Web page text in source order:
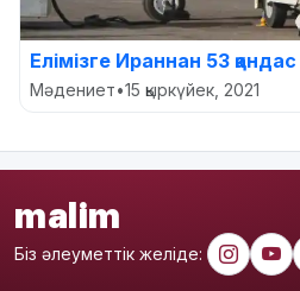
Елімізге Ираннан 53
Мәдениет•15 қыркүйек, 2021
malim
Біз әлеуметтік желіде: